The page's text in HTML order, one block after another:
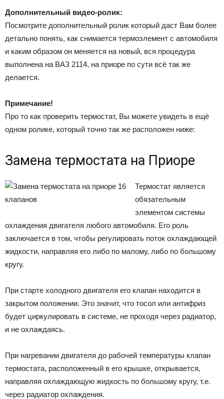
Дополнительный видео-ролик:
Посмотрите дополнительный ролик который даст Вам более
детально понять, как снимается термоэлемент с автомобиля
и каким образом он меняется на новый, вся процедура
выполнена на ВАЗ 2114, на приоре по сути всё так же
делается.
Примечание!
Про то как проверить термостат, Вы можете увидеть в ещё
одном ролике, который точно так же расположен ниже:
Замена термостата на Приоре
Термостат является
обязательным
элементом системы
охлаждения двигателя любого автомобиля. Его роль
заключается в том, чтобы регулировать поток охлаждающей
жидкости, направляя его либо по малому, либо по большому
кругу.
При старте холодного двигателя его клапан находится в
закрытом положении. Это значит, что тосол или антифриз
будет циркулировать в системе, не проходя через радиатор,
и не охлаждаясь.
При нагревании двигателя до рабочей температуры клапан
термостата, расположенный в его крышке, открывается,
направляя охлаждающую жидкость по большому кругу, т.е.
через радиатор охлаждения.